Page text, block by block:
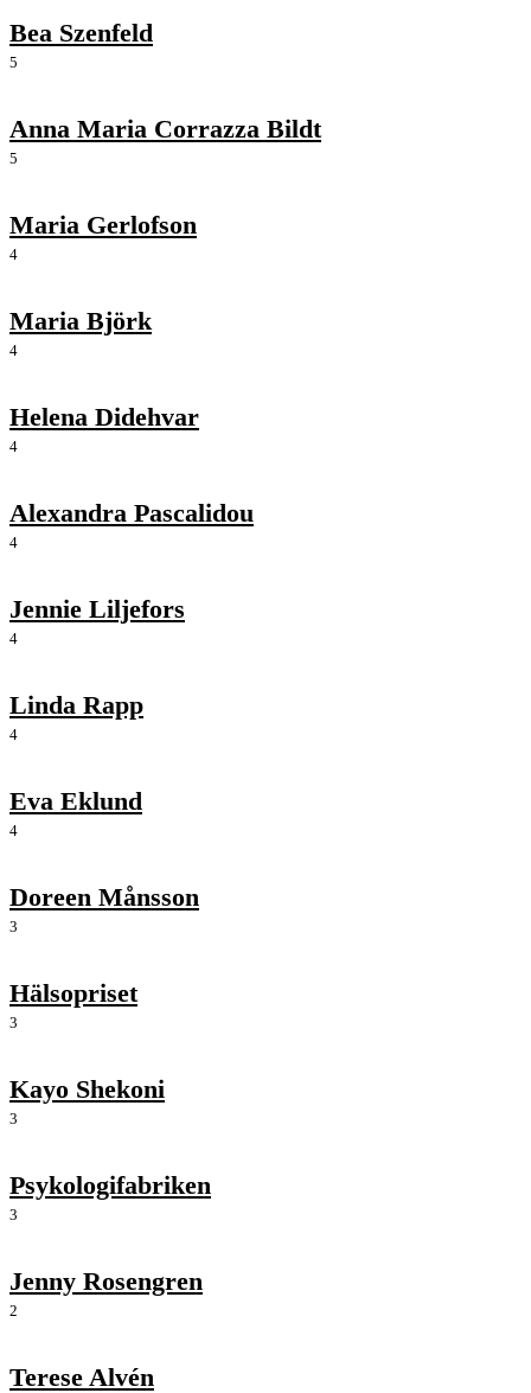
Bea Szenfeld
5
Anna Maria Corrazza Bildt
5
Maria Gerlofson
4
Maria Björk
4
Helena Didehvar
4
Alexandra Pascalidou
4
Jennie Liljefors
4
Linda Rapp
4
Eva Eklund
4
Doreen Månsson
3
Hälsopriset
3
Kayo Shekoni
3
Psykologifabriken
3
Jenny Rosengren
2
Terese Alvén